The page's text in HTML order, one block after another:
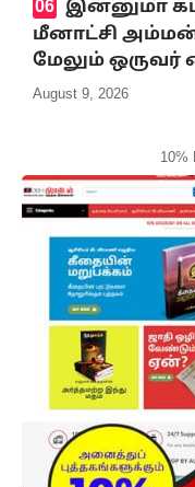
இன்னுமா
மீனாட்சி
மேலும் ஒருவர்
August 9, 2026
10%